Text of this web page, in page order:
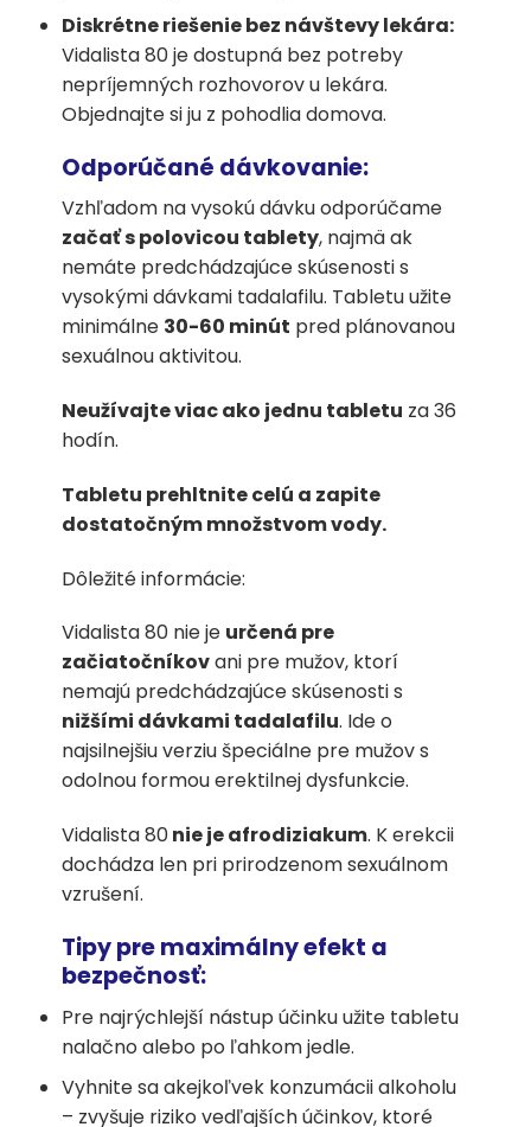
Diskrétne riešenie bez návštevy lekára:
Vidalista 80 je dostupná bez potreby
nepríjemných rozhovorov u lekára.
Objednajte si ju z pohodlia domova.
Odporúčané dávkovanie:
Vzhľadom na vysokú dávku odporúčame
začať s polovicou tablety, najmä ak
nemáte predchádzajúce skúsenosti s
vysokými dávkami tadalafilu. Tabletu užite
minimálne 30-60 minút pred plánovanou
sexuálnou aktivitou.
Neužívajte viac ako jednu tabletu za 36
hodín.
Tabletu prehltnite celú a zapite
dostatočným množstvom vody.
Dôležité informácie:
Vidalista 80 nie je určená pre
začiatočníkovani pre mužov, ktorí
nemajú predchádzajúce skúsenosti s
nižšími dávkami tadalafilu. Ide o
najsilnejšiu verziu špeciálne pre mužov s
odolnou formou erektilnej dysfunkcie.
Vidalista 80nie je afrodiziakum. K erekcii
dochádza len pri prirodzenom sexuálnom
vzrušení.
Tipy pre maximálny efekt a
bezpečnosť:
Pre najrýchlejší nástup účinku užite tabletu
nalačno alebo po ľahkom jedle.
Vyhnite sa akejkoľvek konzumácii alkoholu
– zvyšuje riziko vedľajších účinkov, ktoré